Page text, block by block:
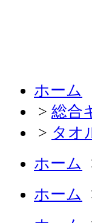
ホーム
> 総合
> タオ
ホーム
ホーム